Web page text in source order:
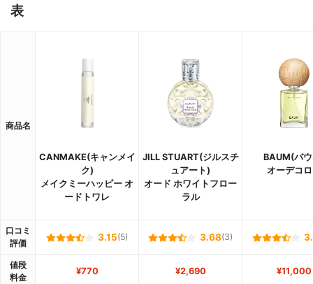
表
商品名
CANMAKE(キャンメイ
ク)
メイクミーハッピー オ
ードトワレ
JILL STUART(ジルスチ
ュアート)
オード ホワイトフロー
ラル
BAUM(バ
オーデコ
口コミ
評価
3.15(5) 3.68(3)
値段
料金
¥770 ¥2,690 ¥11,000